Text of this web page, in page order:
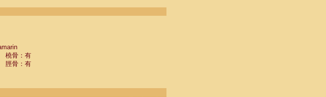
橈骨：有
脛骨：有